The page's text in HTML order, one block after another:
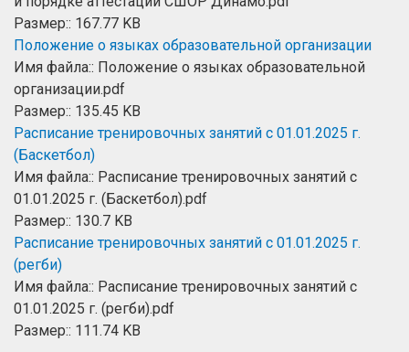
Размер:: 167.77 KB
Положение о языках образовательной организации
Имя файла:: Положение о языках образовательной
организации.pdf
Размер:: 135.45 KB
Расписание тренировочных занятий с 01.01.2025 г.
(Баскетбол)
Имя файла:: Расписание тренировочных занятий с
01.01.2025 г. (Баскетбол).pdf
Размер:: 130.7 KB
Расписание тренировочных занятий с 01.01.2025 г.
(регби)
Имя файла:: Расписание тренировочных занятий с
01.01.2025 г. (регби).pdf
Размер:: 111.74 KB